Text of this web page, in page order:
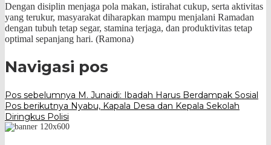
Dengan disiplin menjaga pola makan, istirahat cukup, serta aktivitas
yang terukur, masyarakat diharapkan mampu menjalani Ramadan
dengan tubuh tetap segar, stamina terjaga, dan produktivitas tetap
optimal sepanjang hari. (Ramona)
Navigasi pos
Pos sebelumnya M. Junaidi: Ibadah Harus Berdampak Sosial
Pos berikutnya Nyabu, Kapala Desa dan Kepala Sekolah
Diringkus Polisi